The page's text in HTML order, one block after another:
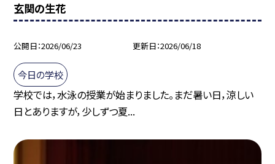
玄関の生花
公開日 2026/06/23 更新日 2026/06/18
今日の学校
学校では，水泳の授業が始まりました。まだ暑い日，涼しい
日とありますが，少しずつ夏...